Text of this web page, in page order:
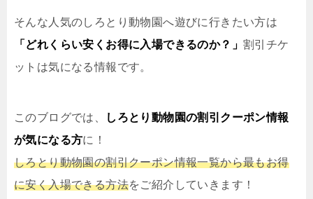
そんな人気のしろとり動物園へ遊びに行きたい方は
「どれくらい安くお得に入場できるのか？」 割引チケ
ットは気になる情報です。
このブログでは、
しろとり動物園の割引クーポン情報
が気になる方に！
しろとり動物園の割引クーポン情報一覧から最もお得
に安く入場できる方法をご紹介していきます！